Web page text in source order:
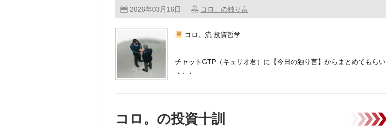
2026年03月16日 コロ。の独り言
コロ。流 投資哲学
チャットGTP（キュリオ君）に【今日の独り言】からまとめてもらい
ました。
…………
コロ。の投資十訓